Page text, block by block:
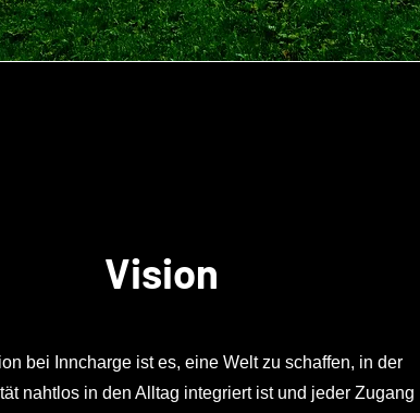
Vision
bei Inncharge ist es, eine Welt zu schaffen, in der
nahtlos in den Alltag integriert ist und jeder Zugang